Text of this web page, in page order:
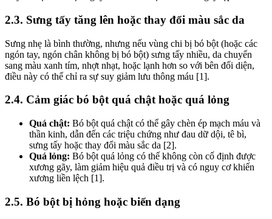
2.3. Sưng tấy tăng lên hoặc thay đổi màu sắc da
Sưng nhẹ là bình thường, nhưng nếu vùng chi bị bó bột (hoặc các
ngón tay, ngón chân không bị bó bột) sưng tấy nhiều, da chuyển
sang màu xanh tím, nhợt nhạt, hoặc lạnh hơn so với bên đối diện,
điều này có thể chỉ ra sự suy giảm lưu thông máu [1].
2.4. Cảm giác bó bột quá chật hoặc quá lỏng
Quá chật: Bó bột quá chật có thể gây chèn ép mạch máu và
thần kinh, dẫn đến các triệu chứng như đau dữ dội, tê bì,
sưng tấy hoặc thay đổi màu sắc da [2].
Quá lỏng: Bó bột quá lỏng có thể không còn cố định được
xương gãy, làm giảm hiệu quả điều trị và có nguy cơ khiến
xương liền lệch [1].
2.5. Bó bột bị hỏng hoặc biến dạng